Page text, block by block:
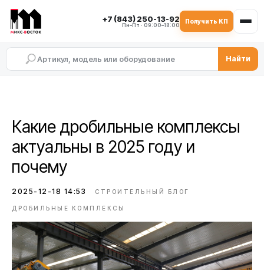
+7 (843) 250-13-92
Пн–Пт · 09:00–18:00
Получить КП
Найти
Какие дробильные комплексы
актуальны в 2025 году и
почему
2025-12-18 14:53 СТРОИТЕЛЬНЫЙ БЛОГ
ДРОБИЛЬНЫЕ КОМПЛЕКСЫ